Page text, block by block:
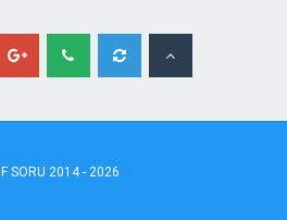
SORU 2014 - 2026